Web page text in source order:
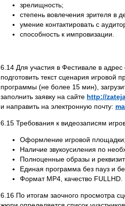
зрелищность;
степень вовлечения зрителя в
умение контактировать с
способность к импровизации.
6.14 Для участия в Фестивале в адрес
подготовить текст сценария игровой
программы (не более 15 мин),
заполнить заявку на сайте http://
и направить на электронную почту:
6.15 Требования к видеозаписям
Оформление игровой площадки;
Наличие звукоусиления по
Полноценные образы и
Единая программа без пауз и
Формат MP4, качество FULLHD.
6.16 По итогам заочного просмотра